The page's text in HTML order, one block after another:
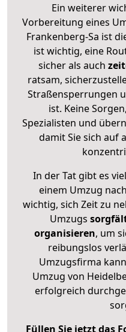
Ein weiterer
Vorbereitung eines
Frankenberg-Sa ist
ist wichtig, eine
sicher als auch
ratsam,
Straßensperrungen
ist. Keine
Spezialisten und
damit Sie sich auf
In der Tat gibt es
einem Umzug
wichtig, sich Zeit zu
Umzugs
organisieren, um
reibungslos
Umzugsfirma
Umzug von
erfolgreich
Füllen Sie jetzt das